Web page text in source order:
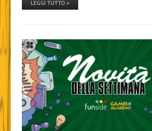
LEGGI TUTTO »